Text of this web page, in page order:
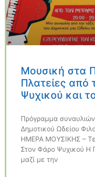
Μουσική στα
Πλατείες από
Ψυχικού και
Πρόγραμμα
Δημοτικού Ωδείου
ΗΜΕΡΑ ΜΟΥΣΙΚΗΣ –
Στον Φάρο Ψυχικού Η
μαζί με την